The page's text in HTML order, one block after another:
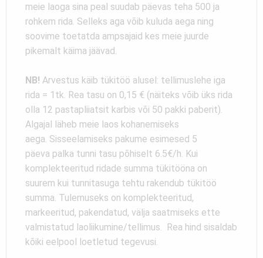
meie laoga sina peal suudab päevas teha 500 ja
rohkem rida. Selleks aga võib kuluda aega ning
soovime toetatda ampsajaid kes meie juurde
pikemalt käima jäävad.
NB! Arvestus käib tükitöö alusel: tellimuslehe iga
rida = 1tk. Rea tasu on 0,15 € (näiteks võib üks rida
olla 12 pastapliiatsit karbis või 50 pakki paberit).
Algajal läheb meie laos kohanemiseks
aega. Sisseelamiseks pakume esimesed 5
päeva palka tunni tasu põhiselt 6.5€/h. Kui
komplekteeritud ridade summa tükitööna on
suurem kui tunnitasuga tehtu rakendub tükitöö
summa. Tulemuseks on komplekteeritud,
markeeritud, pakendatud, välja saatmiseks ette
valmistatud laoliikumine/tellimus. Rea hind sisaldab
kõiki eelpool loetletud tegevusi.